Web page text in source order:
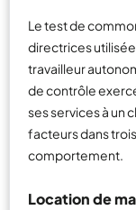
Le test de
directrices
travailleur
de contrôle
ses services à un
facteurs dans
comportement.
Location de